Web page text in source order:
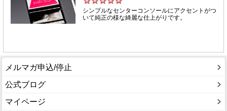
メルマガ申込/停止
公式ブログ
マイページ